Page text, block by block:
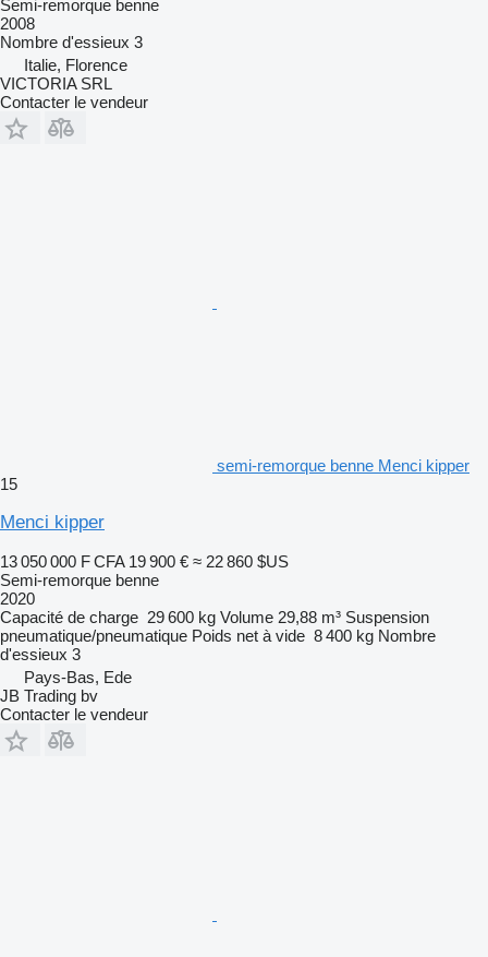
Semi-remorque benne
2008
Nombre d'essieux 3
Italie, Florence
VICTORIA SRL
Contacter le vendeur
semi-remorque benne Menci kipper
15
Menci kipper
13 050 000 F CFA 19 900 € ≈ 22 860 $US
Semi-remorque benne
2020
Capacité de charge 29 600 kg Volume 29,88 m³ Suspension
pneumatique/pneumatique Poids net à vide 8 400 kg Nombre
d'essieux 3
Pays-Bas, Ede
JB Trading bv
Contacter le vendeur